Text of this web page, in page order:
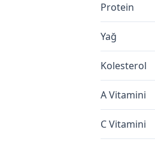
Protein
Yağ
Kolesterol
A Vitamini
C Vitamini